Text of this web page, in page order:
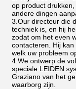
op product
andere dingen
3.Our directeur die
techniek is, en hij
zodat om het even
contacteren. Hij
welk uw probleem
4.We ontwerp de
speciale LEIDEN
Graziano van het
waarborg zijn.